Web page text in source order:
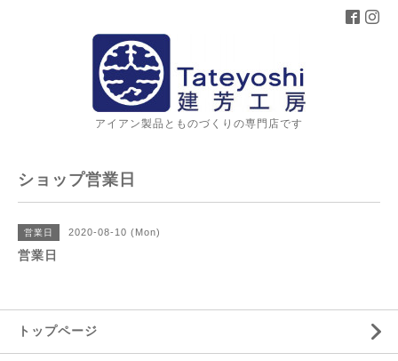
アイアン製品とものづくりの専門店です
ショップ営業日
営業日 2020-08-10 (Mon)
営業日
トップページ